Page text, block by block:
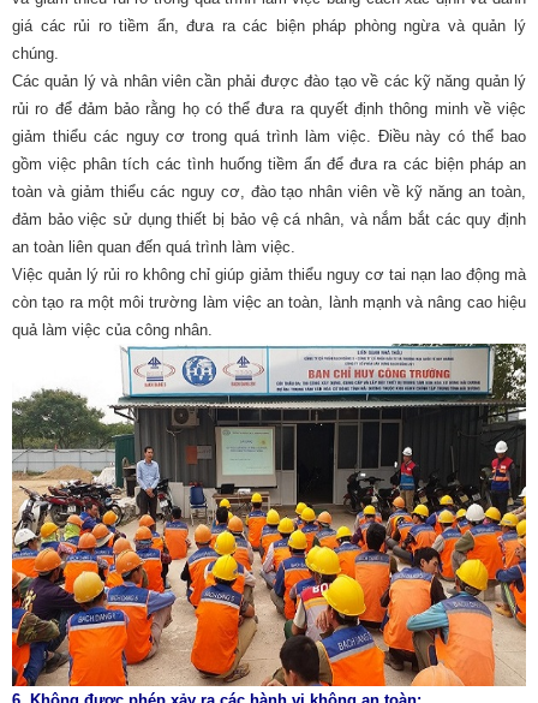
giá các rủi ro tiềm ẩn, đưa ra các biện pháp phòng ngừa và quản lý
chúng.
Các quản lý và nhân viên cần phải được đào tạo về các kỹ năng quản lý
rủi ro để đảm bảo rằng họ có thể đưa ra quyết định thông minh về việc
giảm thiểu các nguy cơ trong quá trình làm việc. Điều này có thể bao
gồm việc phân tích các tình huống tiềm ẩn để đưa ra các biện pháp an
toàn và giảm thiểu các nguy cơ, đào tạo nhân viên về kỹ năng an toàn,
đảm bảo việc sử dụng thiết bị bảo vệ cá nhân, và nắm bắt các quy định
an toàn liên quan đến quá trình làm việc.
Việc quản lý rủi ro không chỉ giúp giảm thiểu nguy cơ tai nạn lao động mà
còn tạo ra một môi trường làm việc an toàn, lành mạnh và nâng cao hiệu
quả làm việc của công nhân.